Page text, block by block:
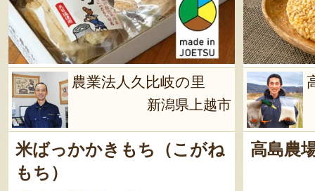
農業法人久比岐の里
新潟県上越市
米ばっかかきもち（こがね
もち）
高島農